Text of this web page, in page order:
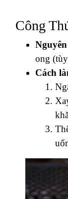
Công
ong
Cách